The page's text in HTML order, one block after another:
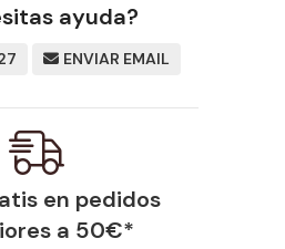
ayuda?
ENVIAR EMAIL
en pedidos
a 50€*